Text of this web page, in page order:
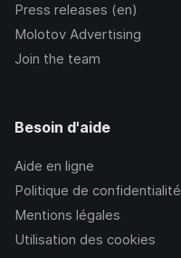
Press releases (en)
Molotov Advertising
Join the team
Besoin d'aide
Aide en ligne
Politique de confidentialité
Mentions légales
Utilisation des cookies